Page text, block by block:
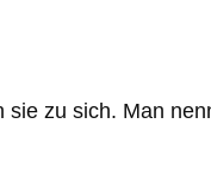
zu sich. Man